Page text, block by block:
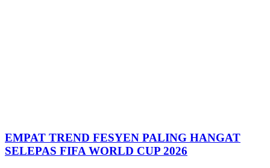
EMPAT TREND FESYEN PALING HANGAT
SELEPAS FIFA WORLD CUP 2026